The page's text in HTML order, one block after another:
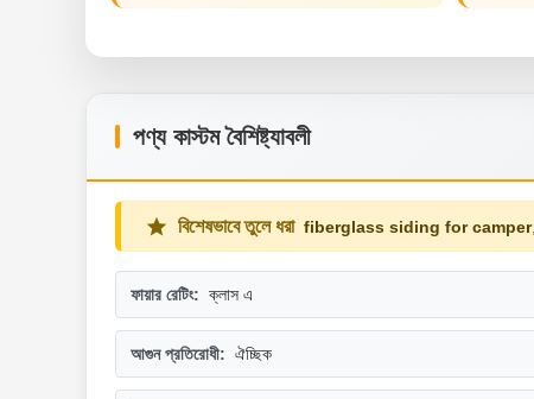
পণ্য কাস্টম বৈশিষ্ট্যাবলী
বিশেষভাবে তুলে ধরা fiberglass siding for camper,
ফায়ার রেটিং: ক্লাস এ
আগুন প্রতিরোধী: ঐচ্ছিক